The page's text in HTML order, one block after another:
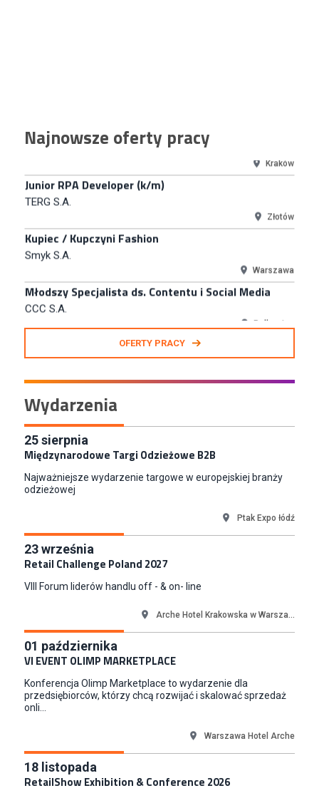
Najnowsze oferty pracy
TERG S.A.
Kupiec / Kupczyni Fashion
Smyk S.A.
Młodszy Specjalista ds. Contentu i Social Media
CCC S.A.
Specjalista ds. Rozwoju Systemów IT (km)
N2H Sp. z o.o.
Zastępca Kierownika Salonu CH Riviera (m/k)
Specjalista/tka ds. Utrzymania Ruchu
W.Kruk
Key Account Manager Meble
Empik
Młodszy Specjalista ds. Sprzedaży B2B (K/M/N)
Warszawa
Key Account Manager
Puccini
Kraków
Junior RPA Developer (k/m)
TERG S.A.
OFERTY PRACY
Wydarzenia
25sierpnia
Międzynarodowe Targi Odzieżowe B2B
Najważniejsze wydarzenie targowe w europejskiej branży
odzieżowej
Ptak Expo łódź
23września
Retail Challenge Poland 2027
VIII Forum liderów handlu off - & on- line
Arche Hotel Krakowska w Warsza...
01 października
VI EVENT OLIMP MARKETPLACE
Konferencja Olimp Marketplace to wydarzenie dla
przedsiębiorców, którzy chcą rozwijać i skalować sprzedaż
onli...
Warszawa Hotel Arche
18 listopada
RetailShow Exhibition & Conference 2026